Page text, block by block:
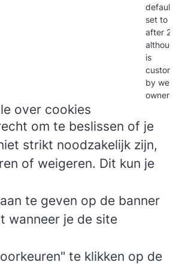
default it
set to
after 2
although
is
by
owners.
over cookies
om te beslissen of je
strikt noodzakelijk zijn,
of weigeren. Dit kun je
te geven op de banner
wanneer je de site
te klikken op de